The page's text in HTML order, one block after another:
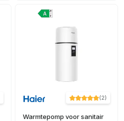
(2)
Warmtepomp voor sanitair